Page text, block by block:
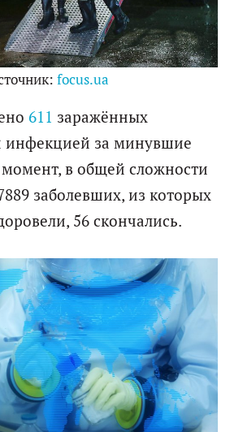
focus.ua
611 заражённых
инфекцией за минувшие
в общей сложности
заболевших, из которых
56 скончались.